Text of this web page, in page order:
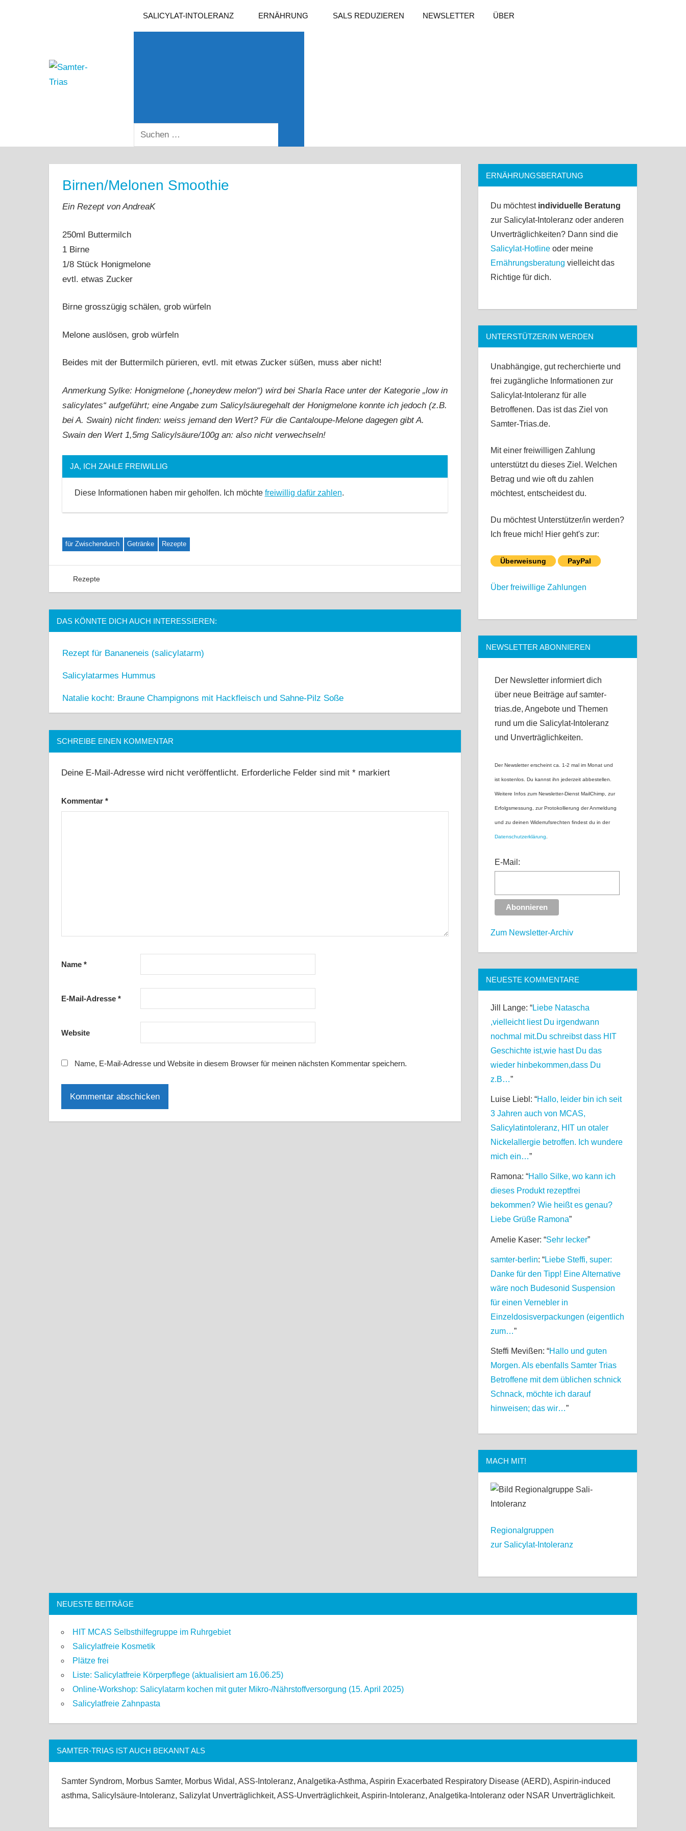
Salicylsäure-
SALICYLAT-INTOLERANZ ERNÄHRUNG SALS REDUZIEREN NEWSLETTER ÜBER
Birnen/Melonen Smoothie
Ein Rezept von AndreaK
250ml Buttermilch
1 Birne
1/8 Stück Honigmelone
evtl. etwas Zucker
Birne grosszügig schälen, grob würfeln
Melone auslösen, grob würfeln
Beides mit der Buttermilch pürieren, evtl. mit etwas Zucker süßen, muss aber nicht!
Anmerkung Sylke: Honigmelone („honeydew melon“) wird bei Sharla Race unter der Kategorie „low in
salicylates“ aufgeführt; eine Angabe zum Salicylsäuregehalt der Honigmelone konnte ich jedoch (z.B.
bei A. Swain) nicht finden: weiss jemand den Wert? Für die Cantaloupe-Melone dagegen gibt A.
Swain den Wert 1,5mg Salicylsäure/100g an: also nicht verwechseln!
JA, ICH ZAHLE FREIWILLIG
Diese Informationen haben mir geholfen. Ich möchte freiwillig dafür zahlen.
für Zwischendurch Getränke Rezepte
Rezepte
DAS KÖNNTE DICH AUCH INTERESSIEREN:
Rezept für Bananeneis (salicylatarm)
Salicylatarmes Hummus
Natalie kocht: Braune Champignons mit Hackfleisch und Sahne-Pilz Soße
SCHREIBE EINEN KOMMENTAR
Deine E-Mail-Adresse wird nicht veröffentlicht. Erforderliche Felder sind mit * markiert
Kommentar *
Name *
E-Mail-Adresse *
Website
Name, E-Mail-Adresse und Website in diesem Browser für meinen nächsten Kommentar speichern.
ERNÄHRUNGSBERATUNG
Du möchtest individuelle Beratung
zur Salicylat-Intoleranz oder anderen
Unverträglichkeiten? Dann sind die
Salicylat-Hotlineoder meine
Ernährungsberatung vielleicht das
Richtige für dich.
UNTERSTÜTZER/IN WERDEN
Unabhängige, gut recherchierte und
frei zugängliche Informationen zur
Salicylat-Intoleranz für alle
Betroffenen. Das ist das Ziel von
Samter-Trias.de.
Mit einer freiwilligen Zahlung
unterstützt du dieses Ziel. Welchen
Betrag und wie oft du zahlen
möchtest, entscheidest du.
Du möchtest Unterstützer/in werden?
Ich freue mich! Hier geht's zur:
Überweisung PayPal
Über freiwillige Zahlungen
NEWSLETTER ABONNIEREN
Der Newsletter informiert dich
über neue Beiträge auf samter-
trias.de, Angebote und Themen
rund um die Salicylat-Intoleranz
und Unverträglichkeiten.
Der Newsletter erscheint ca. 1-2 mal im Monat und
ist kostenlos. Du kannst ihn jederzeit abbestellen.
Weitere Infos zum Newsletter-Dienst MailChimp, zur
Erfolgsmessung, zur Protokollierung der Anmeldung
und zu deinen Widerrufsrechten findest du in der
Datenschutzerklärung
E-Mail:
Zum Newsletter-Archiv
NEUESTE KOMMENTARE
Jill Lange: “Liebe Natascha
,vielleicht liest Du irgendwann
nochmal mit.Du schreibst dass HIT
Geschichte ist,wie hast Du das
wieder hinbekommen,dass Du
z.B…”
Luise Liebl : “Hallo, leider bin ich seit
3 Jahren auch von MCAS,
Salicylatintoleranz, HIT un otaler
Nickelallergie betroffen. Ich wundere
mich ein…”
Ramona: “Hallo Silke, wo kann ich
dieses Produkt rezeptfrei
bekommen? Wie heißt es genau?
Liebe Grüße Ramona”
Amelie Kaser: “Sehr lecker”
samter-berlin: “Liebe Steffi, super:
Danke für den Tipp! Eine Alternative
wäre noch Budesonid Suspension
für einen Vernebler in
Einzeldosisverpackungen (eigentlich
zum…”
Steffi Mevißen: “Hallo und guten
Morgen. Als ebenfalls Samter Trias
Betroffene mit dem üblichen schnick
Schnack, möchte ich darauf
hinweisen; das wir…”
MACH MIT!
Regionalgruppen
zur Salicylat-Intoleranz
NEUESTE BEITRÄGE
HIT MCAS Selbsthilfegruppe im Ruhrgebiet
Salicylatfreie Kosmetik
Plätze frei
Liste: Salicylatfreie Körperpflege (aktualisiert am 16.06.25)
Online-Workshop: Salicylatarm kochen mit guter Mikro-/Nährstoffversorgung (15. April 2025)
Salicylatfreie Zahnpasta
SAMTER-TRIAS IST AUCH BEKANNT ALS
Samter Syndrom, Morbus Samter, Morbus Widal, ASS-Intoleranz, Analgetika-Asthma, Aspirin Exacerbated Respiratory Disease (AERD), Aspirin-induced
asthma, Salicylsäure-Intoleranz, Salizylat Unverträglichkeit, ASS-Unverträglichkeit, Aspirin-Intoleranz, Analgetika-Intoleranz oder NSAR Unverträglichkeit.